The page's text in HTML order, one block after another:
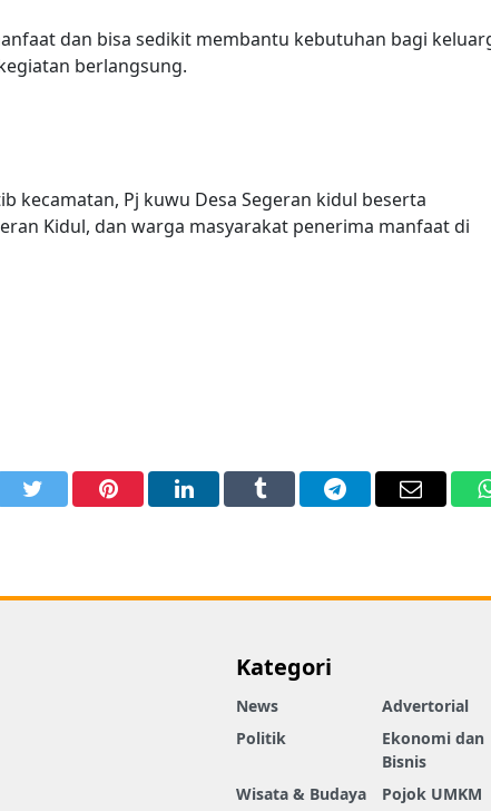
dan bisa sedikit membantu kebutuhan bagi
berlangsung.
kecamatan, Pj kuwu Desa Segeran kidul beserta
Kidul, dan warga masyarakat penerima manfaat di
TwitterPinterestLinkedInTumblrTelegramEmail
Kategori
News
Advertorial
Politik
Ekonomi dan
Bisnis
Wisata & Budaya
Pojok UMKM